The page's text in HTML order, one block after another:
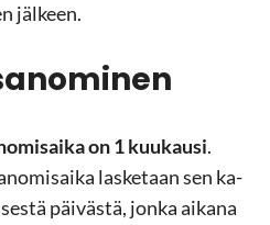
jäl­keen.
on 1 kuu­kausi.
las­ke­taan sen ka­
päi­väs­tä, jonka ai­ka­na